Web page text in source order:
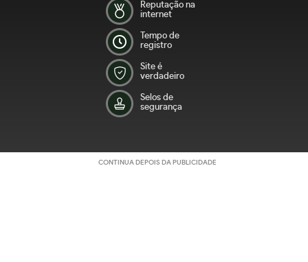
Reputação na
internet
Tempo de
registro
Site é
verdadeiro
Selos de
segurança
CONTINUA DEPOIS DA PUBLICIDADE